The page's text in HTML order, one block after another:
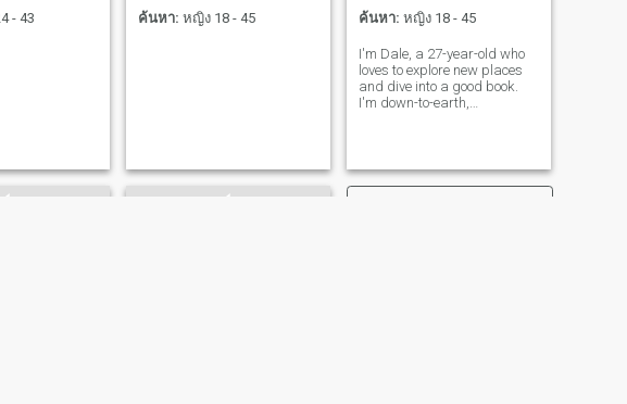
- 43
ค้นหา: หญิง 18 - 45
ค้นหา: หญิง 18 - 45
I'm Dale, a 27-year-old who
loves to explore new places
and dive into a good book.
I'm down-to-earth,